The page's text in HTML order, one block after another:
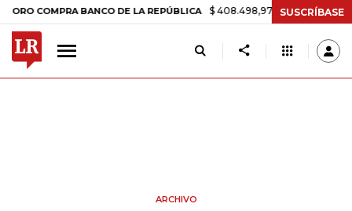
COMPRA BANCO DE LA REPÚBLICA $ 408.498,97 +$ 8.753,81 +2,19%
SUSCRÍBASE
ARCHIVO